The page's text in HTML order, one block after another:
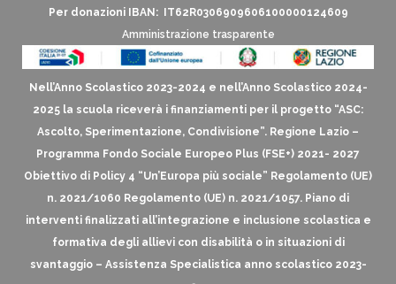
Per donazioni IBAN: IT62R0306909606100000124609
Amministrazione trasparente
Nell’Anno Scolastico 2023-2024 e nell’Anno Scolastico 2024-
2025 la scuola riceverà i finanziamenti per il progetto “ASC:
Ascolto, Sperimentazione, Condivisione”. Regione Lazio –
Programma Fondo Sociale Europeo Plus (FSE+) 2021- 2027
Obiettivo di Policy 4 “Un’Europa più sociale” Regolamento (UE)
n. 2021/1060 Regolamento (UE) n. 2021/1057. Piano di
interventi finalizzati all’integrazione e inclusione scolastica e
formativa degli allievi con disabilità o in situazioni di
svantaggio – Assistenza Specialistica anno scolastico 2023-